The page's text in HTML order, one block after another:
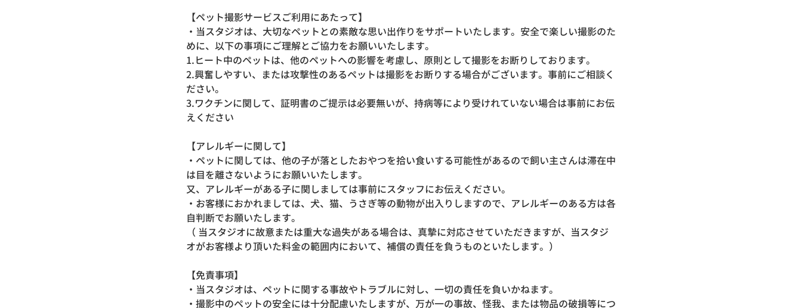
【ペット撮影サービスご利用にあたって】
・当スタジオは、大切なペットとの素敵な思い出作りをサポートいたします。安全で楽しい撮影のた
めに、以下の事項にご理解とご協力をお願いいたします。
1.ヒート中のペットは、他のペットへの影響を考慮し、原則として撮影をお断りしております。
2.興奮しやすい、または攻撃性のあるペットは撮影をお断りする場合がございます。事前にご相談く
ださい。
3.ワクチンに関して、証明書のご提示は必要無いが、持病等により受けれていない場合は事前にお伝
えください
【アレルギーに関して】
・ペットに関しては、他の子が落としたおやつを拾い食いする可能性があるので飼い主さんは滞在中
は目を離さないようにお願いいたします。
又、アレルギーがある子に関しましては事前にスタッフにお伝えください。
・お客様におかれましては、犬、猫、うさぎ等の動物が出入りしますので、アレルギーのある方は各
自判断でお願いたします。
（ 当スタジオに故意または重大な過失がある場合は、真摯に対応させていただきますが、当スタジ
オがお客様より頂いた料金の範囲内において、補償の責任を負うものといたします。）
【免責事項】
・当スタジオは、ペットに関する事故やトラブルに対し、一切の責任を負いかねます。
・撮影中のペットの安全には十分配慮いたしますが、万が一の事故、怪我、または物品の破損等につ